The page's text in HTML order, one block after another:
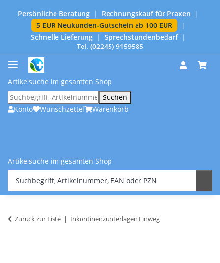
Persönliche Beratung | Rechnungskauf für Praxen
|
5 EUR Neukunden-Gutschein ab 100 EUR
|
Schnelle Lieferung
| Sprechstundenbedarf
|
Tel. (02245) 9159585
Artikelsuche im gesamten Shop
Suchen
Konto
Wunschzettel Warenkorb
Artikelsuche im gesamten Shop
Zurück zur Liste Inkontinenzunterlagen Einweg